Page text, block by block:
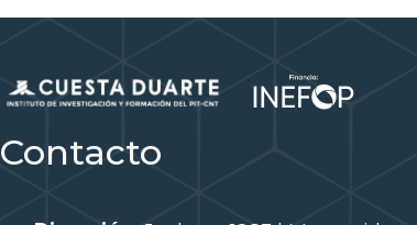
Contacto